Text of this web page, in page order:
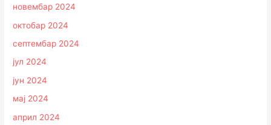
новембар 2024
октобар 2024
септембар 2024
јул 2024
јун 2024
мај 2024
април 2024